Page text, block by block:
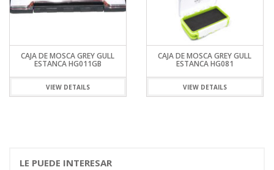
CAJA DE MOSCA GREY GULL
ESTANCA HG011GB
VIEW DETAILS
CAJA DE MOSCA GREY GULL
ESTANCA HG081
VIEW DETAILS
LE PUEDE INTERESAR